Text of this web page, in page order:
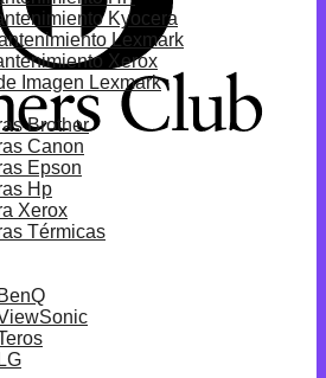
Kyocera
Lexmark
Xerox
Imagen Lexmark
Brother
Canon
Epson
Hp
Xerox
Térmicas